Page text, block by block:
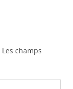
Les champs